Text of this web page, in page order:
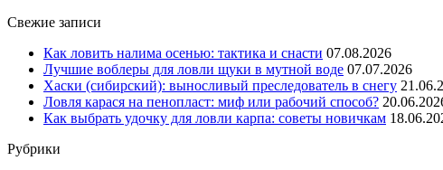
Свежие записи
Как ловить налима осенью: тактика и снасти 07.08.2026
Лучшие воблеры для ловли щуки в мутной воде 07.07.2026
Хаски (сибирский): выносливый преследователь в снегу
Ловля карася на пенопласт: миф или рабочий способ?
Как выбрать удочку для ловли карпа: советы новичкам
Рубрики